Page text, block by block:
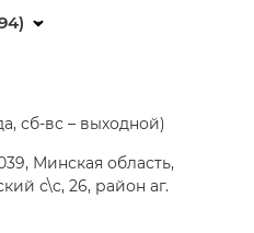
сб-вс – выходной)
Минская область,
с\с, 26, район аг.